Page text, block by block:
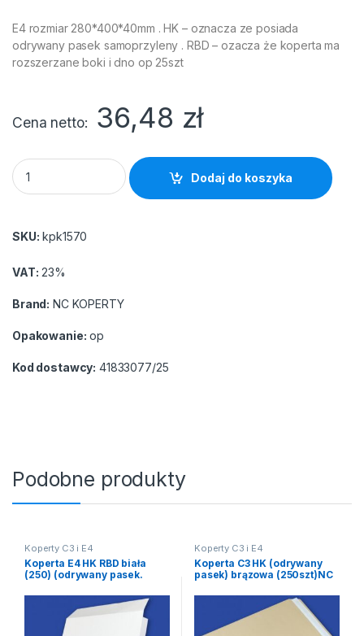
E4 rozmiar 280*400*40mm . HK – oznacza ze posiada
odrywany pasek samoprzyleny . RBD – ozacza że koperta ma
rozszerzane boki i dno op 25szt
Cena netto 36,48 zł
Koperta E4 HK RBD brąz (25szt) (odrywany pasek.
Dodaj do koszyka
SKU: kpk1570
VAT: 23%
Brand: NC KOPERTY
Opakowanie: op
Kod dostawcy: 41833077/25
Podobne produkty
Koperty C3 i E4
Koperta E4 HK RBD biała
(250) (odrywany pasek.
Koperty C3 i E4
Koperta C3 HK (odrywany
pasek) brązowa (250szt)NC